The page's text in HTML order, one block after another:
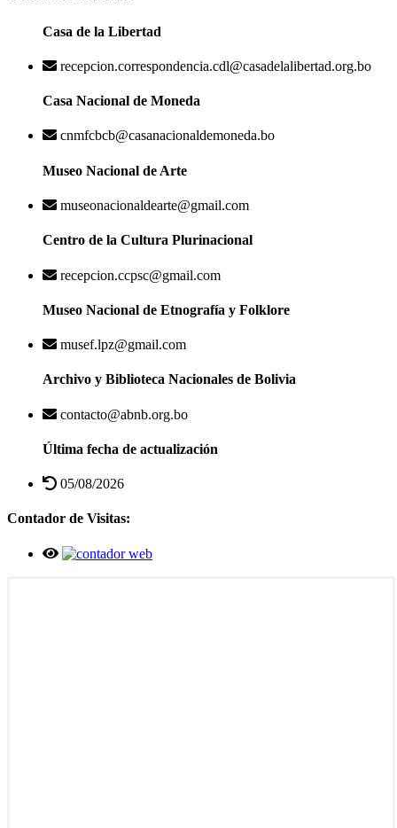
Casa de la Libertad
recepcion.correspondencia.cdl@casadelalibertad.org.bo
Casa Nacional de Moneda
cnmfcbcb@casanacionaldemoneda.bo
Museo Nacional de Arte
museonacionaldearte@gmail.com
Centro de la Cultura Plurinacional
recepcion.ccpsc@gmail.com
Museo Nacional de Etnografía y Folklore
musef.lpz@gmail.com
Archivo y Biblioteca Nacionales de Bolivia
contacto@abnb.org.bo
Última fecha de actualización
05/08/2026
Contador de Visitas: